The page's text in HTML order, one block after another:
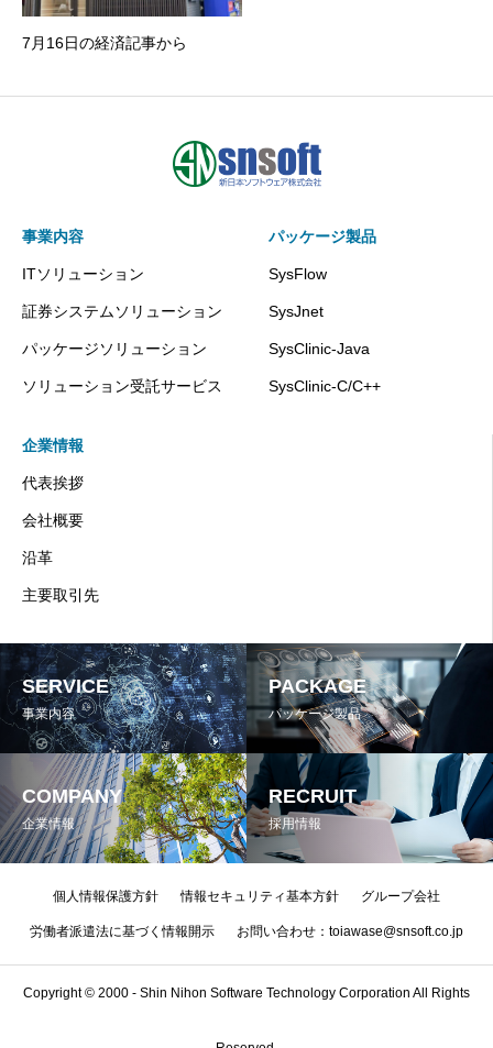
7月16日の経済記事から
事業内容
ITソリューション
証券システムソリューション
パッケージソリューション
ソリューション受託サービス
パッケージ製品
SysFlow
SysJnet
SysClinic-Java
SysClinic-C/C++
企業情報
代表挨拶
会社概要
沿革
主要取引先
SERVICE
事業内容
PACKAGE
パッケージ製品
COMPANY
企業情報
RECRUIT
採用情報
個人情報保護方針 情報セキュリティ基本方針 グループ会社
労働者派遣法に基づく情報開示 お問い合わせ：toiawase@snsoft.co.jp
Copyright © 2000 - Shin Nihon Software Technology Corporation All Rights